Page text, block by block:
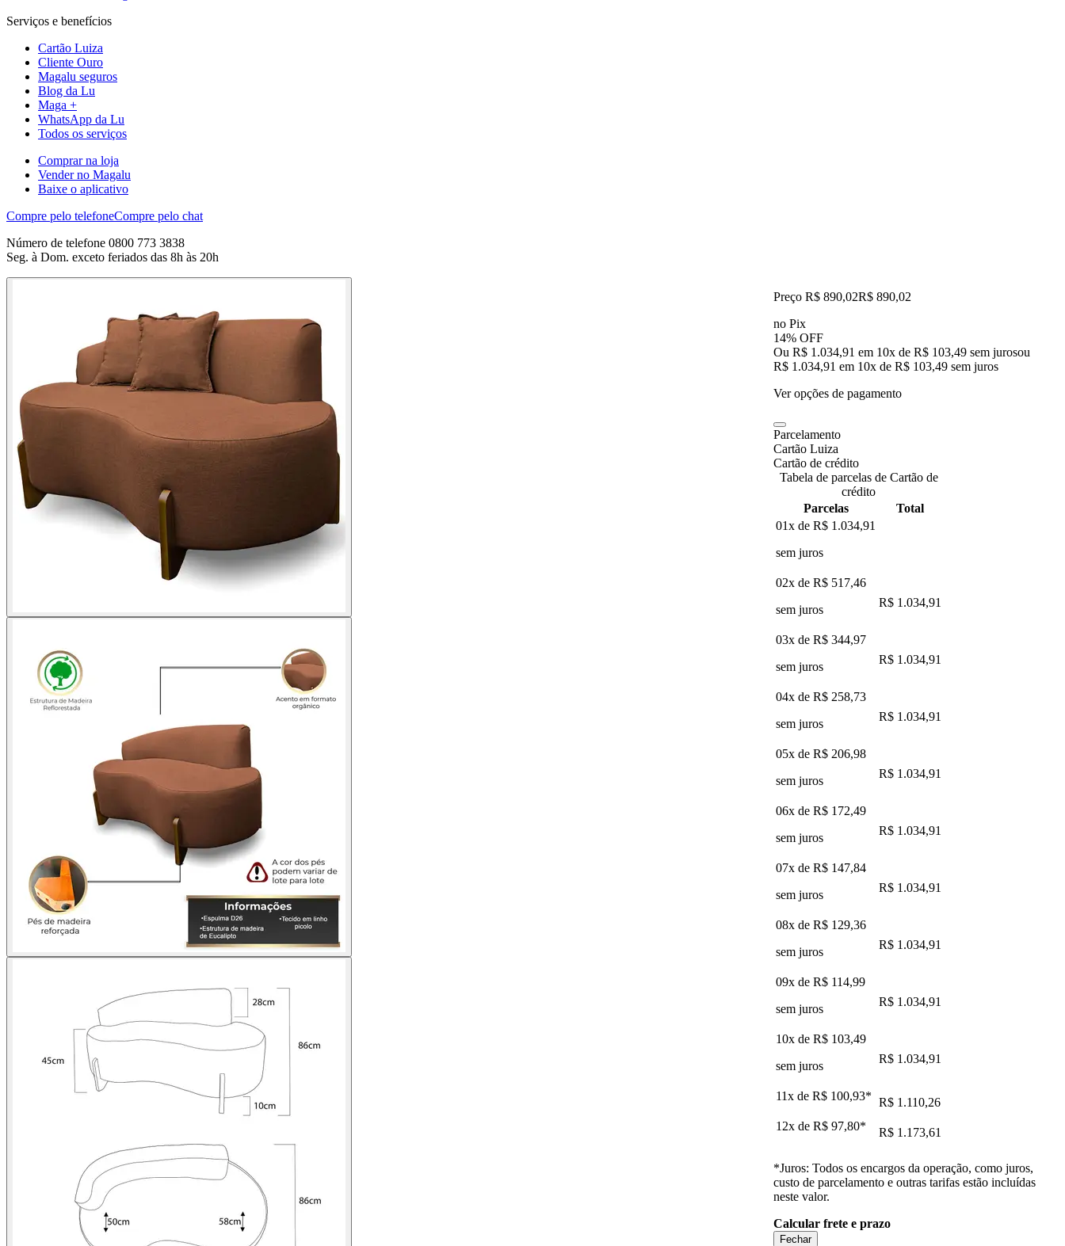
Serviços e benefícios
Cartão Luiza
Cliente Ouro
Magalu seguros
Blog da Lu
Maga +
WhatsApp da Lu
Todos os serviços
Comprar na loja
Vender no Magalu
Baixe o aplicativo
Compre pelo telefoneCompre pelo chat
Número de telefone 0800 773 3838
Seg. à Dom. exceto feriados das 8h às 20h
Preço R$ 890,02R$ 890,02
no Pix
14% OFF
Ou R$ 1.034,91 em 10x de R$ 103,49 sem jurosou
R$ 1.034,91 em 10x de R$ 103,49 sem juros
Ver opções de pagamento
Parcelamento
Cartão Luiza
Cartão de crédito
Tabela de parcelas de Cartão de
crédito
Parcelas
Total
01x de R$ 1.034,91
sem juros
02x de R$ 517,46
sem juros
R$ 1.034,91
03x de R$ 344,97
sem juros
R$ 1.034,91
04x de R$ 258,73
sem juros
R$ 1.034,91
05x de R$ 206,98
sem juros
R$ 1.034,91
06x de R$ 172,49
sem juros
R$ 1.034,91
07x de R$ 147,84
sem juros
R$ 1.034,91
08x de R$ 129,36
sem juros
R$ 1.034,91
09x de R$ 114,99
sem juros
R$ 1.034,91
10x de R$ 103,49
sem juros
R$ 1.034,91
11x de R$ 100,93* R$ 1.110,26
12x de R$ 97,80* R$ 1.173,61
*Juros: Todos os encargos da operação, como juros,
custo de parcelamento e outras tarifas estão incluídas
neste valor.
Calcular frete e prazo
Fechar